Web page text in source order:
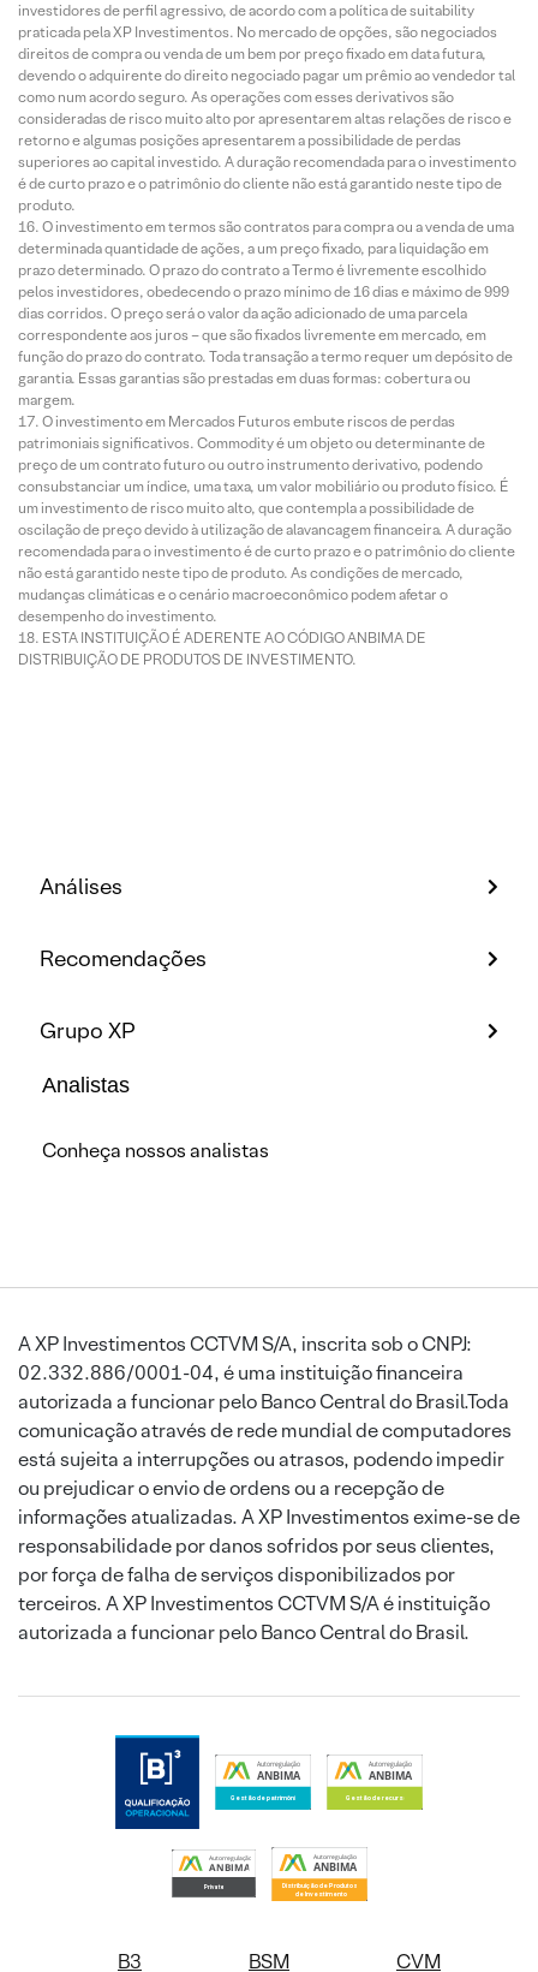
investidores de perfil agressivo, de acordo com a política de suitability
praticada pela XP Investimentos. No mercado de opções, são negociados
direitos de compra ou venda de um bem por preço fixado em data futura,
devendo o adquirente do direito negociado pagar um prêmio ao vendedor tal
como num acordo seguro. As operações com esses derivativos são
consideradas de risco muito alto por apresentarem altas relações de risco e
retorno e algumas posições apresentarem a possibilidade de perdas
superiores ao capital investido. A duração recomendada para o investimento
é de curto prazo e o patrimônio do cliente não está garantido neste tipo de
produto.
O investimento em termos são contratos para compra ou a venda de uma
determinada quantidade de ações, a um preço fixado, para liquidação em
prazo determinado. O prazo do contrato a Termo é livremente escolhido
pelos investidores, obedecendo o prazo mínimo de 16 dias e máximo de 999
dias corridos. O preço será o valor da ação adicionado de uma parcela
correspondente aos juros – que são fixados livremente em mercado, em
função do prazo do contrato. Toda transação a termo requer um depósito de
garantia. Essas garantias são prestadas em duas formas: cobertura ou
margem.
O investimento em Mercados Futuros embute riscos de perdas
patrimoniais significativos. Commodity é um objeto ou determinante de
preço de um contrato futuro ou outro instrumento derivativo, podendo
consubstanciar um índice, uma taxa, um valor mobiliário ou produto físico. É
um investimento de risco muito alto, que contempla a possibilidade de
oscilação de preço devido à utilização de alavancagem financeira. A duração
recomendada para o investimento é de curto prazo e o patrimônio do cliente
não está garantido neste tipo de produto. As condições de mercado,
mudanças climáticas e o cenário macroeconômico podem afetar o
desempenho do investimento.
ESTA INSTITUIÇÃO É ADERENTE AO CÓDIGO ANBIMA DE
DISTRIBUIÇÃO DE PRODUTOS DE INVESTIMENTO.
Análises
Recomendações
Grupo XP
Analistas
Conheça nossos analistas
A XP Investimentos CCTVM S/A, inscrita sob o CNPJ:
02.332.886/0001-04, é uma instituição financeira
autorizada a funcionar pelo Banco Central do Brasil.Toda
comunicação através de rede mundial de computadores
está sujeita a interrupções ou atrasos, podendo impedir
ou prejudicar o envio de ordens ou a recepção de
informações atualizadas. A XP Investimentos exime-se de
responsabilidade por danos sofridos por seus clientes,
por força de falha de serviços disponibilizados por
terceiros. A XP Investimentos CCTVM S/A é instituição
autorizada a funcionar pelo Banco Central do Brasil.
B3 BSM CVM